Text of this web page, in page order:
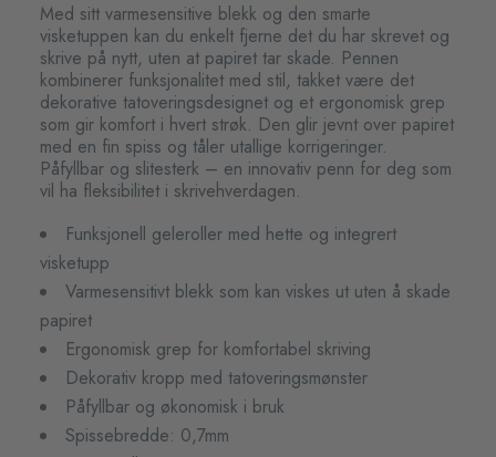
Med sitt varmesensitive blekk og den smarte
visketuppen kan du enkelt fjerne det du har skrevet og
skrive på nytt, uten at papiret tar skade. Pennen
kombinerer funksjonalitet med stil, takket være det
dekorative tatoveringsdesignet og et ergonomisk grep
som gir komfort i hvert strøk. Den glir jevnt over papiret
med en fin spiss og tåler utallige korrigeringer.
Påfyllbar og slitesterk – en innovativ penn for deg som
vil ha fleksibilitet i skrivehverdagen.
Funksjonell geleroller med hette og integrert
visketupp
Varmesensitivt blekk som kan viskes ut uten å skade
papiret
Ergonomisk grep for komfortabel skriving
Dekorativ kropp med tatoveringsmønster
Påfyllbar og økonomisk i bruk
Spissebredde: 0,7mm